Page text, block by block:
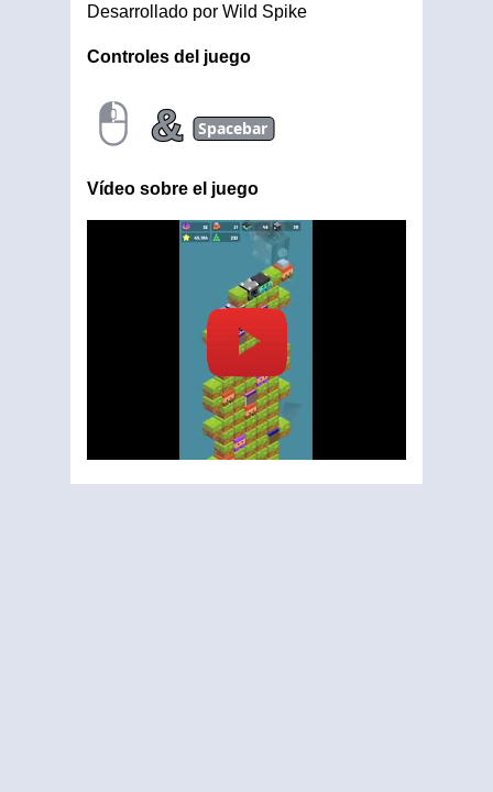
Desarrollado por Wild Spike
Controles del juego
& Spacebar
Vídeo sobre el juego